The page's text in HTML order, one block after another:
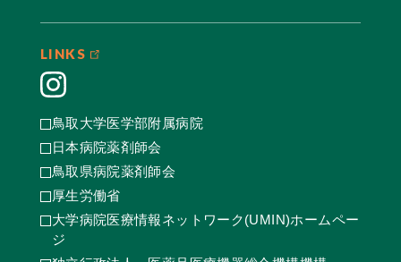
LINKS
鳥取大学医学部附属病院
日本病院薬剤師会
鳥取県病院薬剤師会
厚生労働省
大学病院医療情報ネットワーク(UMIN)ホームペー
ジ